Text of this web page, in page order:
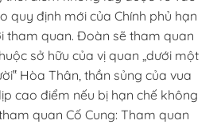
quy định mới của Chính phủ hạn
tham quan. Đoàn sẽ tham quan
sở hữu của vị quan „dưới một
Hòa Thân, thần sủng của vua
cao điểm nếu bị hạn chế không
quan Cố Cung: Tham quan